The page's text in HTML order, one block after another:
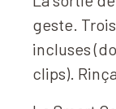
geste.
incluses
clips).